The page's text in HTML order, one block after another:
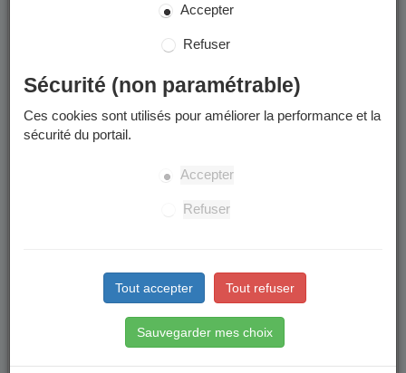
Accepter
Refuser
Sécurité (non paramétrable)
Ces cookies sont utilisés pour améliorer la performance et la
sécurité du portail.
Accepter
Refuser
Tout accepter Tout refuser
Sauvegarder mes choix